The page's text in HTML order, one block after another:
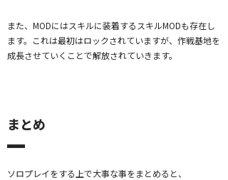
また、MODにはスキルに装着するスキルMODも存在し
ます。これは最初はロックされていますが、作戦基地を
成長させていくことで解放されていきます。
まとめ
ソロプレイをする上で大事な事をまとめると、